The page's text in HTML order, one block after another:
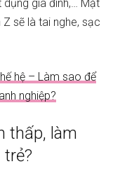
dụng gia đình,… Mặt
sẽ là tai nghe, sạc
hệ – Làm sao để
nghiệp?
thấp, làm